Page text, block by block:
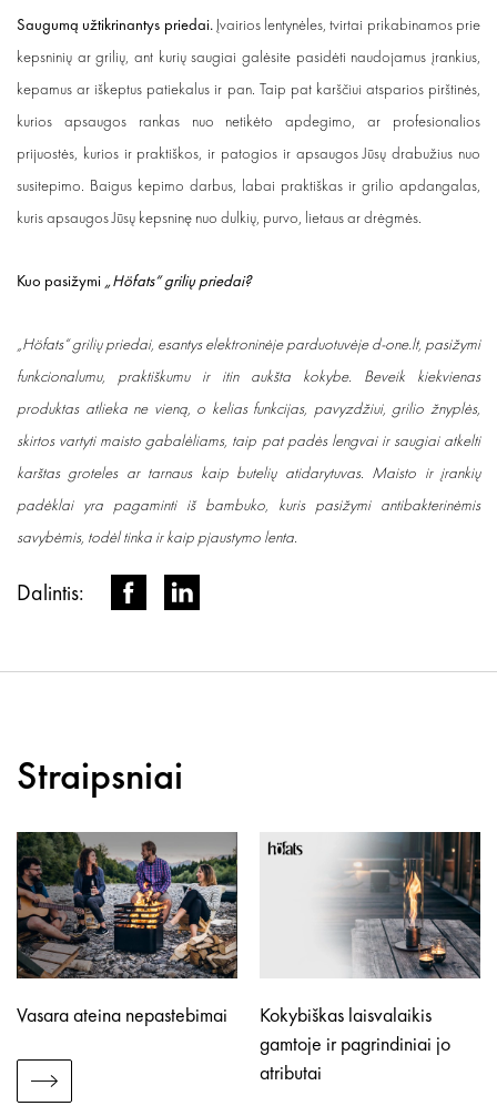
Saugumą užtikrinantys priedai.Įvairios lentynėles, tvirtai prikabinamos prie
kepsninių ar grilių, ant kurių saugiai galėsite pasidėti naudojamus įrankius,
kepamus ar iškeptus patiekalus ir pan. Taip pat karščiui atsparios pirštinės,
kurios apsaugos rankas nuo netikėto apdegimo, ar profesionalios
prijuostės, kurios ir praktiškos, ir patogios ir apsaugos Jūsų drabužius nuo
susitepimo. Baigus kepimo darbus, labai praktiškas ir grilio apdangalas,
kuris apsaugos Jūsų kepsninę nuo dulkių, purvo, lietaus ar drėgmės.
Kuo pasižymi „Höfats“ grilių priedai?
„Höfats“ grilių priedai, esantys elektroninėje parduotuvėje d-one.lt, pasižymi
funkcionalumu, praktiškumu ir itin aukšta kokybe. Beveik kiekvienas
produktas atlieka ne vieną, o kelias funkcijas, pavyzdžiui, grilio žnyplės,
skirtos vartyti maisto gabalėliams, taip pat padės lengvai ir saugiai atkelti
karštas groteles ar tarnaus kaip butelių atidarytuvas. Maisto ir įrankių
padėklai yra pagaminti iš bambuko, kuris pasižymi antibakterinėmis
savybėmis, todėl tinka ir kaip pjaustymo lenta.
Dalintis:
Straipsniai
Vasara ateina nepastebimai
Kokybiškas laisvalaikis
gamtoje ir pagrindiniai jo
atributai